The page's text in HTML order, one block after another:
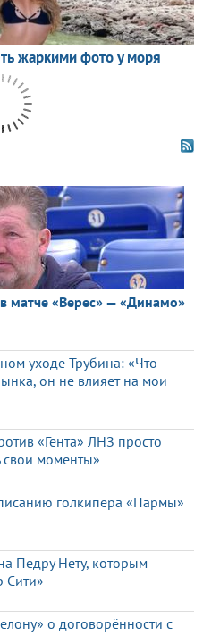
матче «Верес» — «Динамо»
уходе Трубина: «Что
он не влияет на мои
«Гента» ЛНЗ просто
свои моменты»
голкипера «Пармы»
Педру Нету, которым
Сити»
о договорённости с